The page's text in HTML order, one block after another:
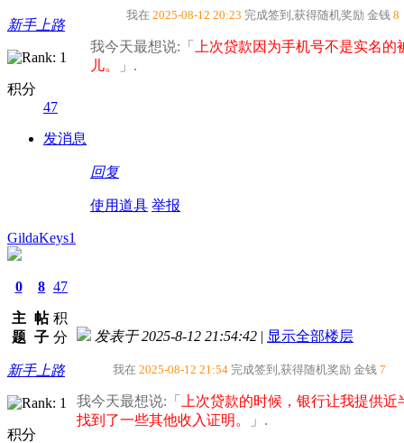
新手上路
积分
47
发消息
我在 2025-08-12 20:23 完成签到,获得随机奖励 金钱 8
我今天最想说:「
上次贷款因为手机号不是实名
儿。​
」.
回复
使用道具 举报
GildaKeys1
0
主
题
8
帖
子
47
积
分
新手上路
积分
发表于 2025-8-12 21:54:42 | 显示全部楼层
我在 2025-08-12 21:54 完成签到,获得随机奖励 金钱 7
我今天最想说:「
上次贷款的时候，银行让我提供
找到了一些其他收入证明。​
」.